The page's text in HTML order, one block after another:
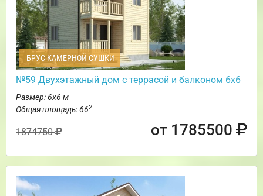
БРУС КАМЕРНОЙ СУШКИ
№59 Двухэтажный дом с террасой и балконом 6х6
Размер: 6х6 м
Общая площадь: 662
1874750 от 1785500